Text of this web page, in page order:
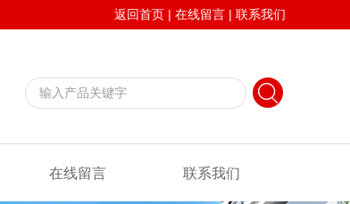
返回首页 | 在线留言 | 联系我们
在线留言 联系我们